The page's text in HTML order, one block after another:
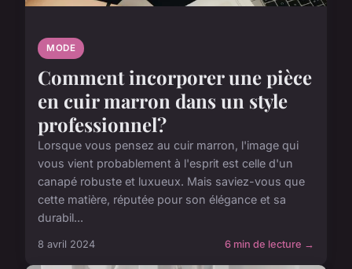
MODE
Comment incorporer une pièce
en cuir marron dans un style
professionnel?
Lorsque vous pensez au cuir marron, l'image qui
vous vient probablement à l'esprit est celle d'un
canapé robuste et luxueux. Mais saviez-vous que
cette matière, réputée pour son élégance et sa
durabil...
8 avril 2024 6 min de lecture →